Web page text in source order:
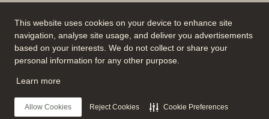
This website uses cookies on your device to enhance site
navigation, analyse site usage, and deliver you advertisements
based on your interests. We do not collect or share your
personal information for any other purpose.
Learn more
Allow Cookies Reject Cookies Cookie Preferences
Diskutiere mit
Folgen Sie den Everpure Social Media Kanälen
Nutzungsbedingungen der Website
VertrauenszentrumCookie-Einstellungen